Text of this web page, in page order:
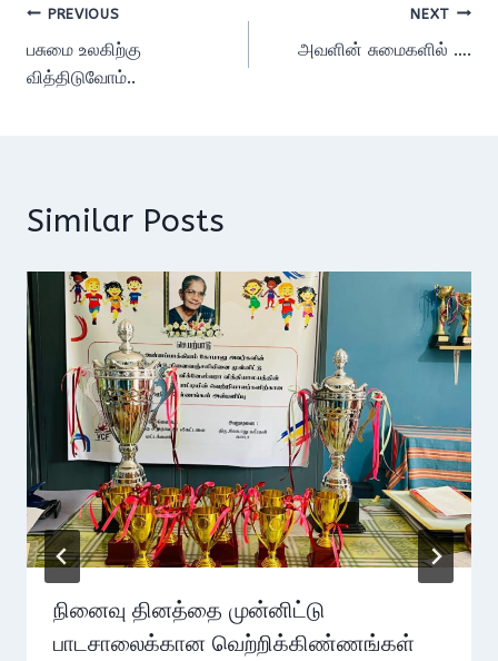
Post
navigation
PREVIOUS
பசுமை உலகிற்கு
வித்திடுவோம்..
NEXT
அவளின் சுமைகளில் ….
Similar Posts
நினைவு தினத்தை முன்னிட்டு
பாடசாலைக்கான வெற்றிக்கிண்ணங்கள்